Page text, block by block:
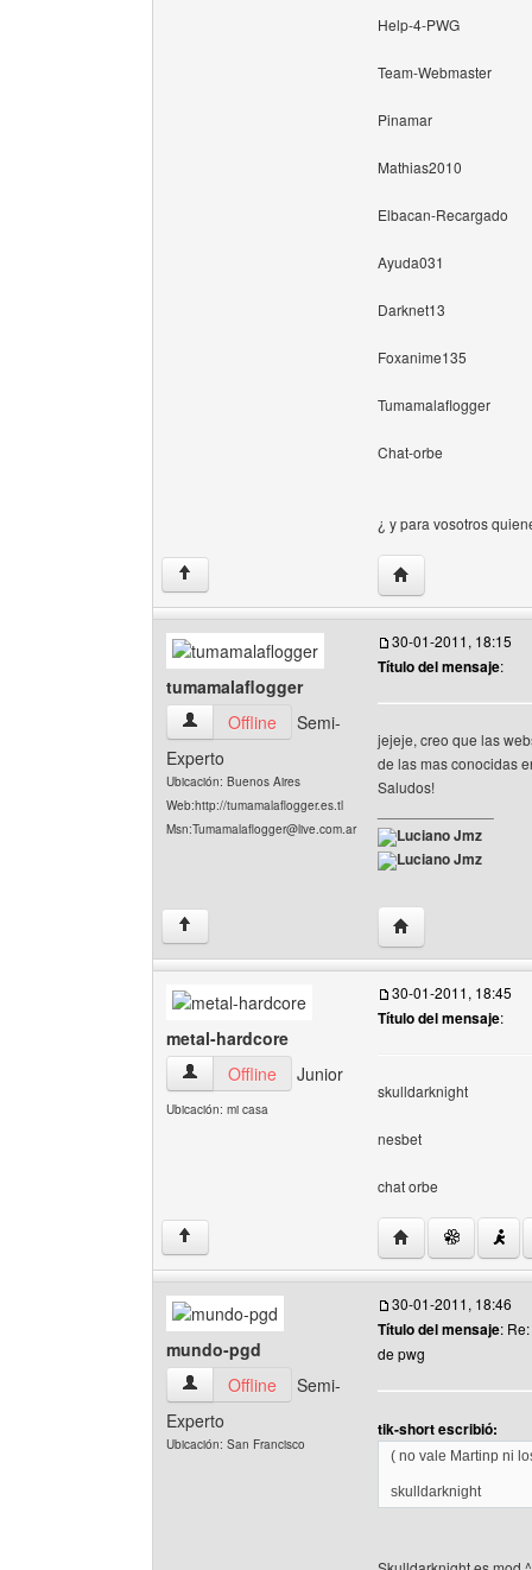
Help-4-PWG
Team-Webmaster
Pinamar
Mathias2010
Elbacan-Recargado
Ayuda031
Darknet13
Foxanime135
Tumamalaflogger
Chat-orbe
¿ y para vosotros
↑ Visitar sitio web
tumamalaflogger
tumamalaflogger Ver perfil del usuario
Offline
Semi-
Experto
Ubicación: Buenos Aires
Web:http://tumamalaflogger.es.tl
Msn:Tumamalaflogger@live.com.ar
30-01-2011, 18:15
Título del mensaje:
jejeje, creo que las
de las mas conocidas
Saludos!
Luciano Jmz
Luciano Jmz
↑ Visitar sitio web
metal-hardcore
metal-hardcore Ver perfil del usuario
Offline Junior
Ubicación: mi casa
30-01-2011, 18:45
Título del mensaje:
skulldarknight
nesbet
chat orbe
↑ Visitar sitio web
mundo-pgd
mundo-pgd Ver perfil del usuario
Offline
Semi-
Experto
Ubicación: San Francisco
30-01-2011, 18:46
Título del mensaje:
de pwg
tik-short escribió:
( no vale Martinp ni
skulldarknight